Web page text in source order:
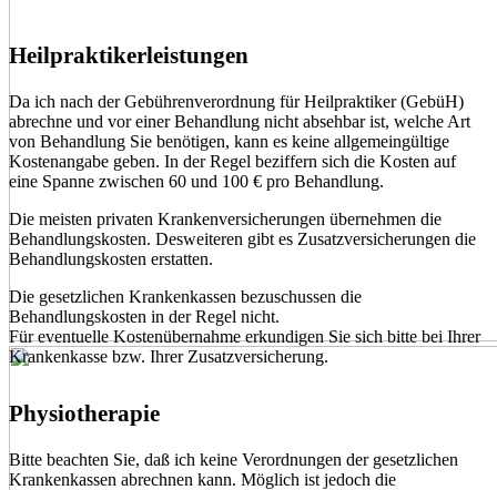
Heilpraktikerleistungen
Da ich nach der Gebührenverordnung für Heilpraktiker (GebüH)
abrechne und vor einer Behandlung nicht absehbar ist, welche Art
von Behandlung Sie benötigen, kann es keine allgemeingültige
Kostenangabe geben. In der Regel beziffern sich die Kosten auf
eine Spanne zwischen 60 und 100 € pro Behandlung.
Die meisten privaten Krankenversicherungen übernehmen die
Behandlungskosten. Desweiteren gibt es Zusatzversicherungen die
Behandlungskosten erstatten.
Die gesetzlichen Krankenkassen bezuschussen die
Behandlungskosten in der Regel nicht.
Für eventuelle Kostenübernahme erkundigen Sie sich bitte bei Ihrer
Krankenkasse bzw. Ihrer Zusatzversicherung.
Physiotherapie
Bitte beachten Sie, daß ich keine Verordnungen der gesetzlichen
Krankenkassen abrechnen kann. Möglich ist jedoch die